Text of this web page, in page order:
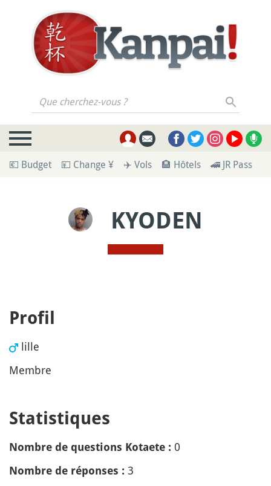
Que cherchez-vous ?
💶 Budget 💴 Change ¥ ✈️ Vols 🏨 Hôtels 🚄 JR Pass
KYODEN
Profil
lille
Membre
Statistiques
Nombre de questions Kotaete : 0
Nombre de réponses : 3